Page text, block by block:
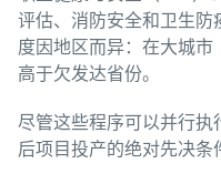
评估、消防安全和卫生防
度因地区而异：在大城
高于欠发达省份。
尽管这些程序可以并行
后项目投产的绝对先决条